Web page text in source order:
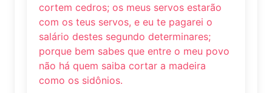
cortem cedros; os meus servos estarão
com os teus servos, e eu te pagarei o
salário destes segundo determinares;
porque bem sabes que entre o meu povo
não há quem saiba cortar a madeira
como os sidônios.